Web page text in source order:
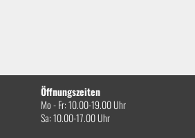
Öffnungszeiten
Mo - Fr: 10.00-19.00 Uhr
Sa: 10.00-17.00 Uhr